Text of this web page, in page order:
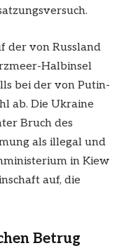
der von Russland
Halbinsel
bei der von Putin-
ab. Die Ukraine
Bruch des
als illegal und
in Kiew
auf, die
Betrug